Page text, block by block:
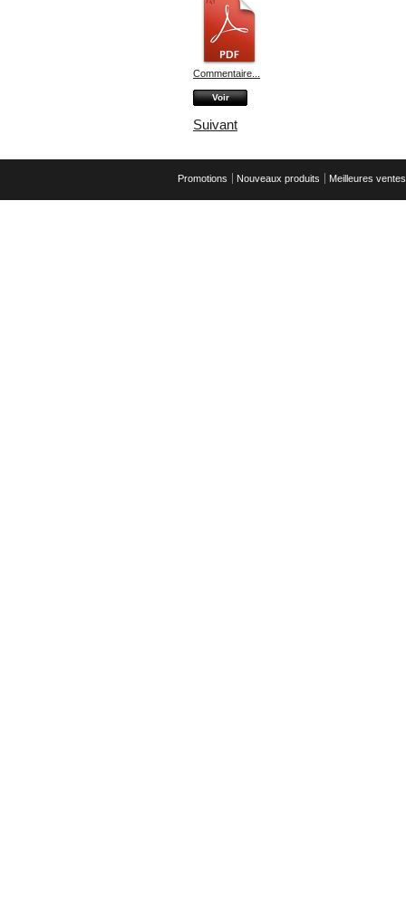
Commentaire...
Voir
Suivant
Promotions Nouveaux produits Meilleures ventes